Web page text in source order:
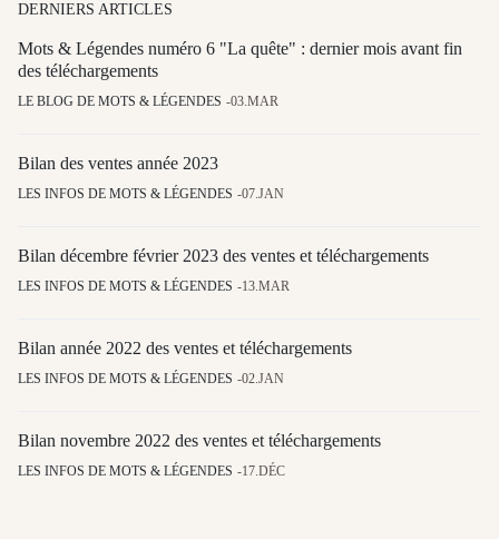
DERNIERS ARTICLES
Mots & Légendes numéro 6 "La quête" : dernier mois avant fin
des téléchargements
LE BLOG DE MOTS & LÉGENDES 03.MAR
Bilan des ventes année 2023
LES INFOS DE MOTS & LÉGENDES 07.JAN
Bilan décembre février 2023 des ventes et téléchargements
LES INFOS DE MOTS & LÉGENDES 13.MAR
Bilan année 2022 des ventes et téléchargements
LES INFOS DE MOTS & LÉGENDES 02.JAN
Bilan novembre 2022 des ventes et téléchargements
LES INFOS DE MOTS & LÉGENDES 17.DÉC